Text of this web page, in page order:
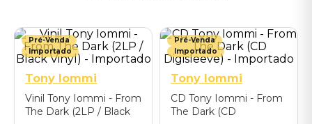
Pré-Venda
Importado
Tony Iommi
Vinil Tony Iommi - From
The Dark (2LP / Black
Pré-Venda
Importado
Tony Iommi
CD Tony Iommi - From
The Dark (CD